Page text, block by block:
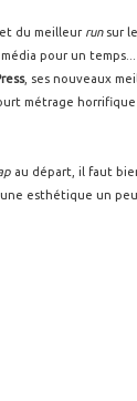
du meilleur runsur le
pour un temps...
, ses nouveaux
métrage
au départ, il faut
esthétique un